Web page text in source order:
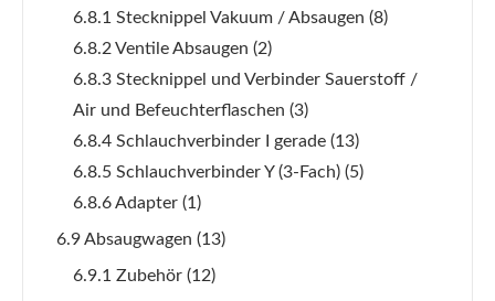
6.8.1 Stecknippel Vakuum / Absaugen (8)
6.8.2 Ventile Absaugen (2)
6.8.3 Stecknippel und Verbinder Sauerstoff /
Air und Befeuchterflaschen (3)
6.8.4 Schlauchverbinder I gerade (13)
6.8.5 Schlauchverbinder Y (3-Fach) (5)
6.8.6 Adapter (1)
6.9 Absaugwagen (13)
6.9.1 Zubehör (12)